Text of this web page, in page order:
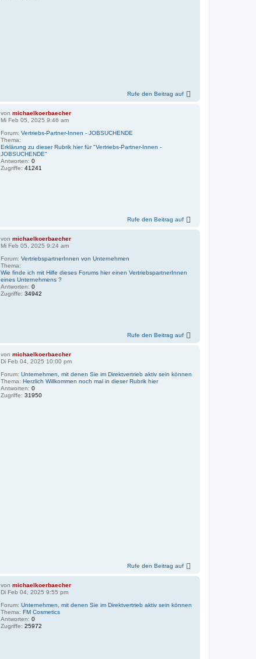
Rufe den Beitrag auf
vonmichaelkoerbaecher
Mi Feb 05, 2025 9:46 am
Forum:Vertriebs-Partner-Innen - JOBSUCHENDE
Thema:
Erklärung zu dieser Rubrik hier für "Vertriebs-Partner-Innen -
JOBSUCHENDE"
Antworten:0
Zugriffe:41241
Rufe den Beitrag auf
vonmichaelkoerbaecher
Mi Feb 05, 2025 9:24 am
Forum:VertriebspartnerInnen von Unternehmen
Thema:
Wie finde ich mit Hilfe dieses Forums hier einen VertriebspartnerInnen
eines Unternehmens ?
Antworten:0
Zugriffe:34942
Rufe den Beitrag auf
vonmichaelkoerbaecher
Di Feb 04, 2025 10:00 pm
Forum:Unternehmen, mit denen Sie im Direktvertrieb aktiv sein können
Thema:Herzlich Willkommen noch mal in dieser Rubrik hier
Antworten:0
Zugriffe:31950
Rufe den Beitrag auf
vonmichaelkoerbaecher
Di Feb 04, 2025 9:55 pm
Forum:Unternehmen, mit denen Sie im Direktvertrieb aktiv sein können
Thema:FM Cosmetics
Antworten:0
Zugriffe:25972